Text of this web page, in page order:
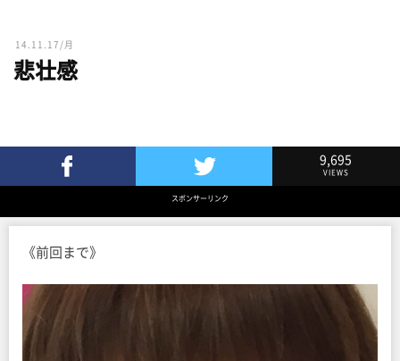
14.11.17/月
悲壮感
Twitterでツイート
9,695
VIEWS
スポンサーリンク
《前回まで》